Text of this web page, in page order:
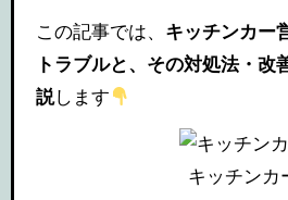
この記事では、 キッチンカー
トラブルと、その対処法・改
説します
キッチンカ